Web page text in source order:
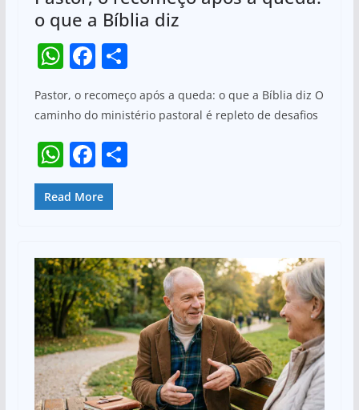
o que a Bíblia diz
W
at
s
A
p
p
F
c
e
b
o
o
S
ar
Pastor, o recomeço após a queda: o que a Bíblia diz O
caminho do ministério pastoral é repleto de desafios
W
h
at
A
p
p
F
a
c
b
o
o
k
S
Read More